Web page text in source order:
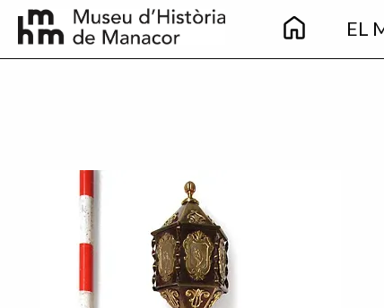
Vés al contingut
Main
navigation
EL